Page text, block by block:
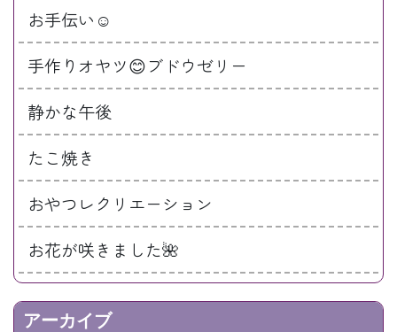
お手伝い☺️
手作りオヤツ😊ブドウゼリー
静かな午後
たこ焼き
おやつレクリエーション
お花が咲きました🌺
アーカイブ